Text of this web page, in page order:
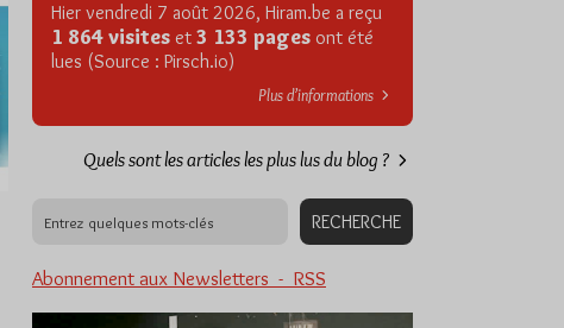
Hier vendredi 7 août 2026, Hiram.be a reçu
1 864 visites et 3 133 pages ont été
lues (Source : Pirsch.io)
Plus d’informations
Quels sont les articles les plus lus du blog ?
Abonnement aux Newsletters - RSS